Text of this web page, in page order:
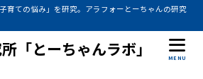
育ての悩み」を研究。アラフォーとーちゃんの研究
「とーちゃんラボ」 MENU